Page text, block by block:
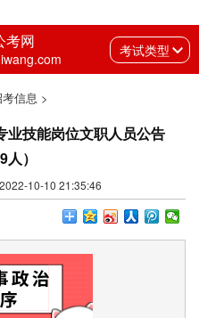
考网 考试类型
信息 >
业技能岗位文职人员公告
人）
10-10 21:35:46